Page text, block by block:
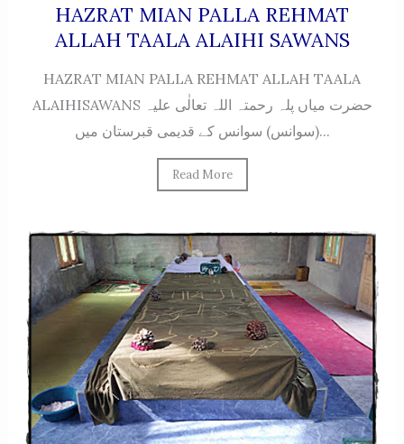
HAZRAT MIAN PALLA REHMAT
ALLAH TAALA ALAIHI SAWANS
HAZRAT MIAN PALLA REHMAT ALLAH TAALA
ALAIHISAWANS حضرت میاں پلہ رحمتہ اللہ تعالٰی علیہ
(سوانس) سوانس کے قدیمی قبرستان میں...
Read More